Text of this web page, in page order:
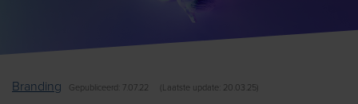
Branding Gepubliceerd : 7.07.22 Laatste update: 20.03.25)